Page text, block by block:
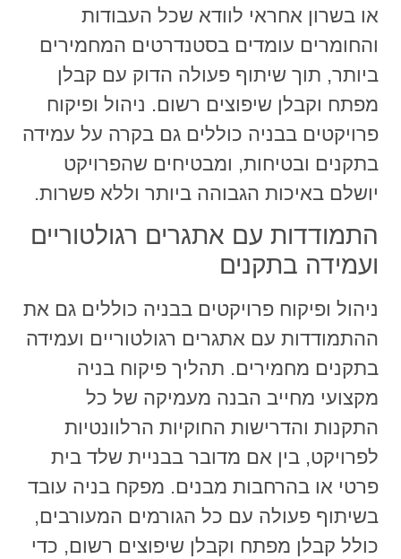
או בשרון אחראי לוודא שכל העבודות
והחומרים עומדים בסטנדרטים המחמירים
ביותר, תוך שיתוף פעולה הדוק עם קבלן
מפתח וקבלן שיפוצים רשום. ניהול ופיקוח
פרויקטים בבניה כוללים גם בקרה על עמידה
בתקנים ובטיחות, ומבטיחים שהפרויקט
יושלם באיכות הגבוהה ביותר וללא פשרות.
התמודדות עם אתגרים רגולטוריים
ועמידה בתקנים
ניהול ופיקוח פרויקטים בבניה כוללים גם את
ההתמודדות עם אתגרים רגולטוריים ועמידה
בתקנים מחמירים. תהליך פיקוח בניה
מקצועי מחייב הבנה מעמיקה של כל
התקנות והדרישות החוקיות הרלוונטיות
לפרויקט, בין אם מדובר בבניית שלד בית
פרטי או בהרחבות מבנים. מפקח בניה עובד
בשיתוף פעולה עם כל הגורמים המעורבים,
כולל קבלן מפתח וקבלן שיפוצים רשום, כדי